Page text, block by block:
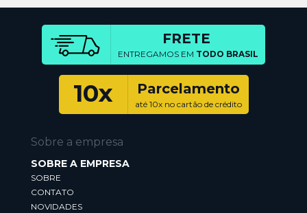
FRETE
ENTREGAMOS EM TODO BRASIL
10x Parcelamento
até 10x no cartão de crédito
Sobre a empresa
SOBRE A EMPRESA
SOBRE
CONTATO
NOVIDADES